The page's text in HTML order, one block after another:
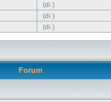
(di )
(di )
(di )
Forum